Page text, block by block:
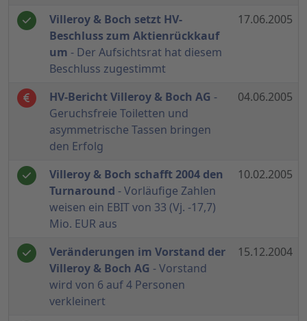
Villeroy & Boch setzt HV-
Beschluss zum Aktienrückkauf
um - Der Aufsichtsrat hat diesem
Beschluss zugestimmt
17.06.2005
HV-Bericht Villeroy & Boch AG -
Geruchsfreie Toiletten und
asymmetrische Tassen bringen
den Erfolg
04.06.2005
Villeroy & Boch schafft 2004 den
Turnaround - Vorläufige Zahlen
weisen ein EBIT von 33 (Vj. -17,7)
Mio. EUR aus
10.02.2005
Veränderungen im Vorstand der
Villeroy & Boch AG - Vorstand
wird von 6 auf 4 Personen
verkleinert
15.12.2004